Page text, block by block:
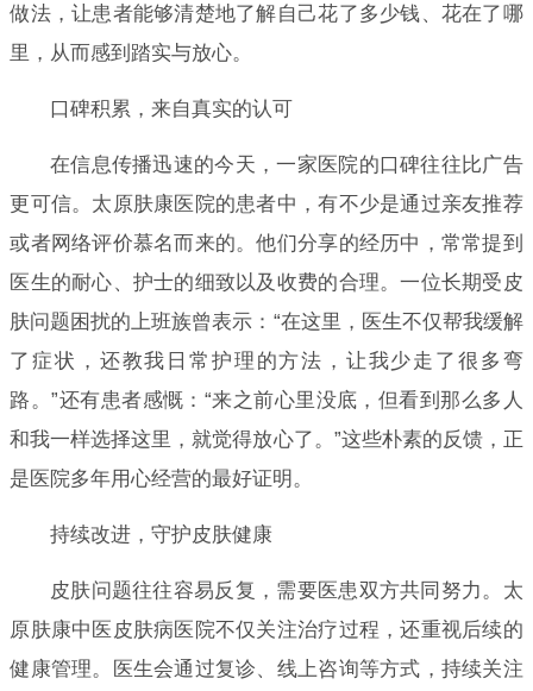
做法，让患者能够清楚地了解自己花了多少钱、花在了哪
里，从而感到踏实与放心。
口碑积累，来自真实的认可
在信息传播迅速的今天，一家医院的口碑往往比广告
更可信。太原肤康医院的患者中，有不少是通过亲友推荐
或者网络评价慕名而来的。他们分享的经历中，常常提到
医生的耐心、护士的细致以及收费的合理。一位长期受皮
肤问题困扰的上班族曾表示：“在这里，医生不仅帮我缓解
了症状，还教我日常护理的方法，让我少走了很多弯
路。”还有患者感慨：“来之前心里没底，但看到那么多人
和我一样选择这里，就觉得放心了。”这些朴素的反馈，正
是医院多年用心经营的最好证明。
持续改进，守护皮肤健康
皮肤问题往往容易反复，需要医患双方共同努力。太
原肤康中医皮肤病医院不仅关注治疗过程，还重视后续的
健康管理。医生会通过复诊、线上咨询等方式，持续关注